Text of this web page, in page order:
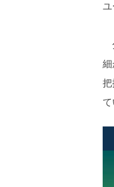
ユ
細
把
て